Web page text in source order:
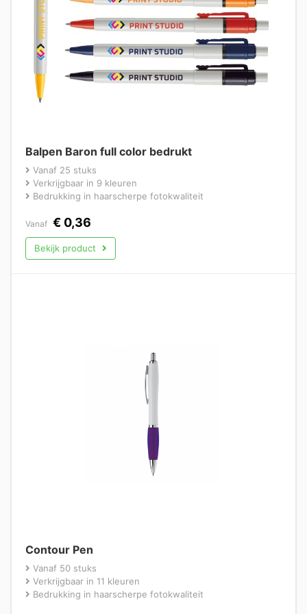
Balpen Baron full color bedrukt
Vanaf 25 stuks
Verkrijgbaar in 9 kleuren
Bedrukking in haarscherpe fotokwaliteit
Vanaf € 0,36
Bekijk product
Contour Pen
Vanaf 50 stuks
Verkrijgbaar in 11 kleuren
Bedrukking in haarscherpe fotokwaliteit